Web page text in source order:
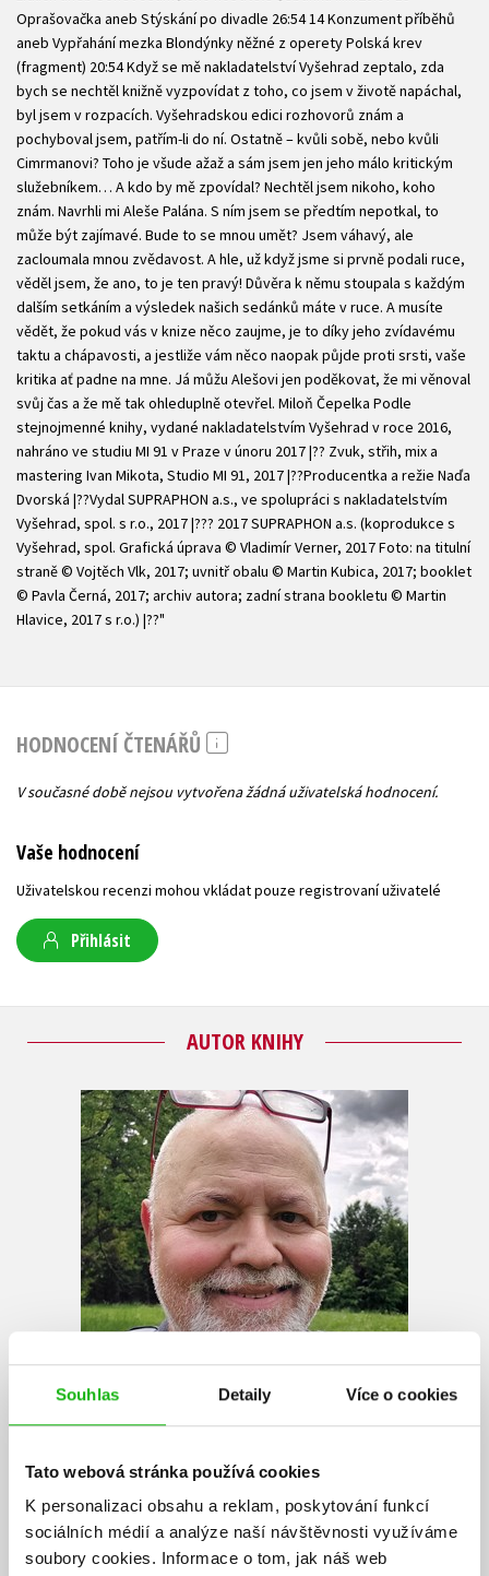
Souhlas Detaily Více o cookies
Tato webová stránka používá cookies
K personalizaci obsahu a reklam, poskytování funkcí
sociálních médií a analýze naší návštěvnosti využíváme
soubory cookies. Informace o tom, jak náš web
Oprašovačka aneb Stýskání po divadle 26:54 14 Konzument příběhů
aneb Vypřahání mezka Blondýnky něžné z operety Polská krev
(fragment) 20:54 Když se mě nakladatelství Vyšehrad zeptalo, zda
bych se nechtěl knižně vyzpovídat z toho, co jsem v životě napáchal,
byl jsem v rozpacích. Vyšehradskou edici rozhovorů znám a
pochyboval jsem, patřím-li do ní. Ostatně – kvůli sobě, nebo kvůli
Cimrmanovi? Toho je všude ažaž a sám jsem jen jeho málo kritickým
služebníkem… A kdo by mě zpovídal? Nechtěl jsem nikoho, koho
znám. Navrhli mi Aleše Palána. S ním jsem se předtím nepotkal, to
může být zajímavé. Bude to se mnou umět? Jsem váhavý, ale
zacloumala mnou zvědavost. A hle, už když jsme si prvně podali ruce,
věděl jsem, že ano, to je ten pravý! Důvěra k němu stoupala s každým
dalším setkáním a výsledek našich sedánků máte v ruce. A musíte
vědět, že pokud vás v knize něco zaujme, je to díky jeho zvídavému
taktu a chápavosti, a jestliže vám něco naopak půjde proti srsti, vaše
kritika ať padne na mne. Já můžu ­Alešovi jen poděkovat, že mi věnoval
svůj čas a že mě tak ohleduplně otevřel. Miloň Čepelka Podle
stejnojmenné knihy, vydané nakladatelstvím Vyšehrad v roce 2016,
nahráno ve studiu MI 91 v Praze v únoru 2017 |?? Zvuk, střih, mix a
mastering Ivan Mikota, Studio MI 91, 2017 |??Producentka a režie Naďa
Dvorská |??Vydal SUPRAPHON a.s., ve spolupráci s nakladatelstvím
Vyšehrad, spol. s r.o., 2017 |??? 2017 SUPRAPHON a.s. (koprodukce s
Vyšehrad, spol. Grafická úprava © Vladimír Verner, 2017 Foto: na titulní
straně © Vojtěch Vlk, 2017; uvnitř obalu © Martin Kubica, 2017; booklet
© Pavla Černá, 2017; archiv autora; zadní strana bookletu © Martin
Hlavice, 2017 s r.o.) |??"
HODNOCENÍ ČTENÁŘŮ
V současné době nejsou vytvořena žádná uživatelská hodnocení.
Vaše hodnocení
Uživatelskou recenzi mohou vkládat pouze registrovaní uživatelé
Přihlásit
AUTOR KNIHY
Aleš Palán
Aleš Palán, spisovatel, publicista, autor tří desítek knižních rozhovorů
(např. s bratry Reynkovými, Marií Svatošovou, šumavskými samotáři či
skrytými malíři). Jeho dílo
Raději zešílet v divočině